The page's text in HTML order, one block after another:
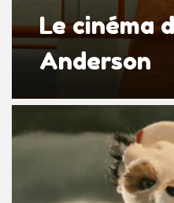
Le cinéma
Anderson